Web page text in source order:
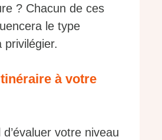
? Chacun de ces
le type
privilégier.
à votre
votre niveau